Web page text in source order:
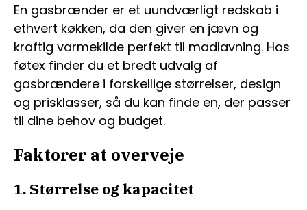
En gasbrænder er et uundværligt redskab i
ethvert køkken, da den giver en jævn og
kraftig varmekilde perfekt til madlavning. Hos
føtex finder du et bredt udvalg af
gasbrændere i forskellige størrelser, design
og prisklasser, så du kan finde en, der passer
til dine behov og budget.
Faktorer at overveje
1. Størrelse og kapacitet